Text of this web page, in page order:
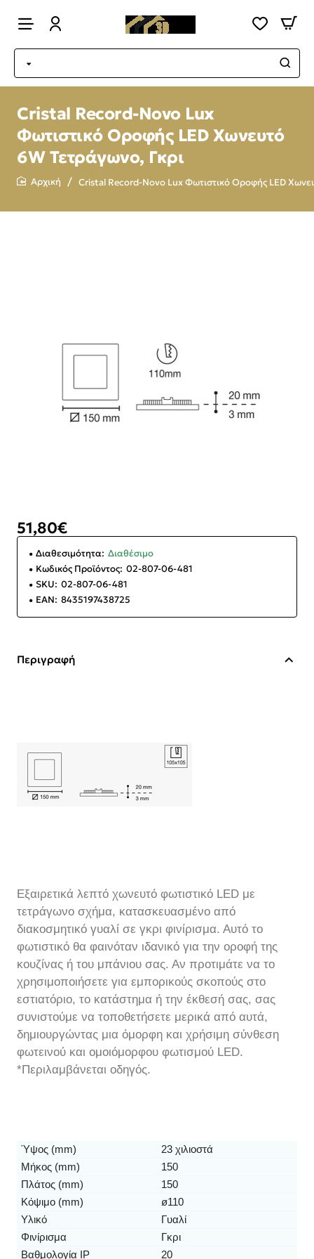
Cristal Record-Novo Lux
Φωτιστικό Οροφής LED Χωνευτό
6W Τετράγωνο, Γκρι
Cristal Record-Novo Lux Φωτιστικό Οροφής LED
51,80€
Διαθεσιμότητα: Διαθέσιμο
Κωδικός Προϊόντος: 02-807-06-481
SKU: 02-807-06-481
EAN: 8435197438725
Περιγραφή
Εξαιρετικά λεπτό χωνευτό φωτιστικό LED με
τετράγωνο σχήμα, κατασκευασμένο από
διακοσμητικό γυαλί σε γκρι φινίρισμα. Αυτό το
φωτιστικό θα φαινόταν ιδανικό για την οροφή της
κουζίνας ή του μπάνιου σας. Αν προτιμάτε να το
χρησιμοποιήσετε για εμπορικούς σκοπούς στο
εστιατόριο, το κατάστημα ή την έκθεσή σας, σας
συνιστούμε να τοποθετήσετε μερικά από αυτά,
δημιουργώντας μια όμορφη και χρήσιμη σύνθεση
φωτεινού και ομοιόμορφου φωτισμού LED.
*Περιλαμβάνεται οδηγός.
Ύψος (mm)
23 χιλιοστά
Μήκος (mm)
150
Πλάτος (mm)
150
Κόψιμο (mm)
ø110
Υλικό
Γυαλί
Φινίρισμα
Γκρι
Βαθμολογία IP
20